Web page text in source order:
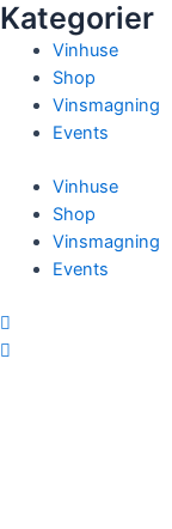
Kategorier
Vinhuse
Shop
Vinsmagning
Events
Vinhuse
Shop
Vinsmagning
Events